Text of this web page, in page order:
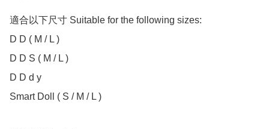
適合以下尺寸 Suitable for the following sizes:
D D ( M / L )
D D S ( M / L )
D D d y
Smart Doll ( S / M / L )